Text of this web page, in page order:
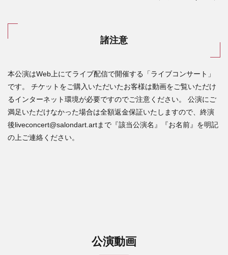
諸注意
本公演はWeb上にてライブ配信で開催する「ライブコンサート」
です。 チケットをご購入いただいたお客様は動画をご覧いただけ
るインターネット環境が必要ですのでご注意ください。 公演にご
満足いただけなかった場合は全額返金保証いたしますので、終演
後liveconcert@salondart.artまで『該当公演名』『お名前』を明記
の上ご連絡ください。
公演動画